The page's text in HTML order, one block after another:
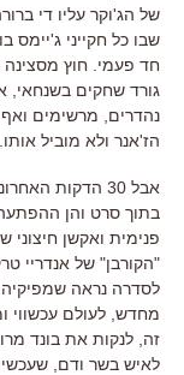
של הג'וקר עליו די
שבו כל חקייני ג'יימס
חד פעמי. חוץ
גורד שחקים בשנחאי,
נהדרים, מרשימים
הז'אנר ולא מוביל אותו.
אבל 30 הדקות
בתוך סרט והן
פנימית ואקשן
"הקורבן" של אנדריי
לסדרה נראה
מחדש, לעולם עכשווי
זה, לנקות את בונד
לאיש בשר ודם,